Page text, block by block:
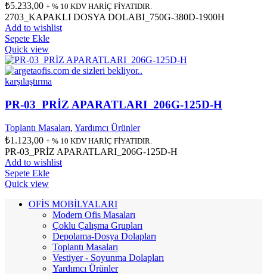
₺5.233,00 + % 10 KDV HARİÇ FİYATIDIR.
2703_KAPAKLI DOSYA DOLABI_750G-380D-1900H
Add to wishlist
Sepete Ekle
Quick view
karşılaştırma
PR-03_PRİZ APARATLARI_206G-125D-H
Toplantı Masaları, Yardımcı Ürünler
₺1.123,00 + % 10 KDV HARİÇ FİYATIDIR.
PR-03_PRİZ APARATLARI_206G-125D-H
Add to wishlist
Sepete Ekle
Quick view
OFİS MOBİLYALARI
Modern Ofis Masaları
Çoklu Çalışma Grupları
Depolama-Dosya Dolapları
Toplantı Masaları
Vestiyer - Soyunma Dolapları
Yardımcı Ürünler